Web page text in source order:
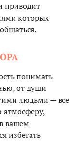
приводит
которых
понимать
от души
людьми — все
атмосферу,
вашем
избегать